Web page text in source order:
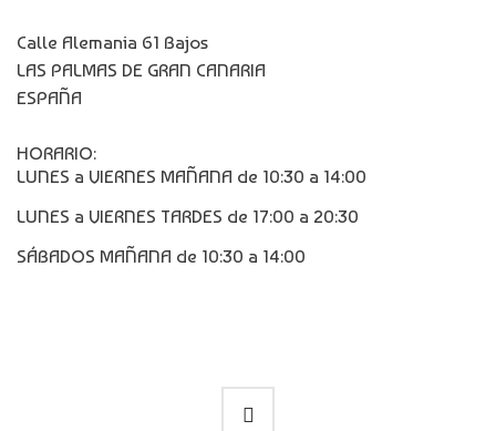
Calle Alemania 61 Bajos
LAS PALMAS DE GRAN CANARIA
ESPAÑA
HORARIO:
LUNES a VIERNES MAÑANA de 10:30 a 14:00
LUNES a VIERNES TARDES de 17:00 a 20:30
SÁBADOS MAÑANA de 10:30 a 14:00